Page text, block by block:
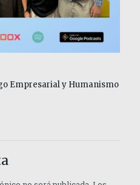
Empresarial y Humanismo